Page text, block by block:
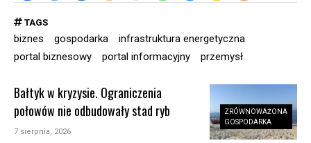
TAGS
biznes gospodarka
infrastruktura energetyczna
portal biznesowy
portal informacyjny przemysł
ZRÓWNOWAŻONA
GOSPODARKA
Bałtyk w kryzysie. Ograniczenia
połowów nie odbudowały stad ryb
7 sierpnia, 2026